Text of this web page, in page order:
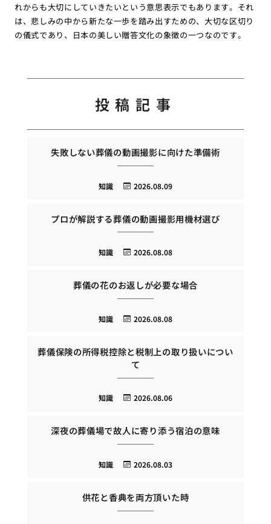
れからも大切にしていきたいという意思表示でもあります。それ
は、悲しみの中から新たな一歩を踏み出すための、大切な区切り
の儀式であり、日本の美しい贈答文化の象徴の一つなのです。
投稿記事
失敗しない葬儀の動画撮影に向けた準備術
2026.08.09
知識
プロが解説する葬儀の動画撮影用機材選び
2026.08.08
知識
葬儀の花のお返しが必要な場合
2026.08.08
知識
葬儀保険の所得税控除と税制上の取り扱いについ
て
2026.08.06
知識
深夜の葬儀場で故人に寄り添う宿泊の意味
2026.08.03
知識
供花と香典を両方頂いた時